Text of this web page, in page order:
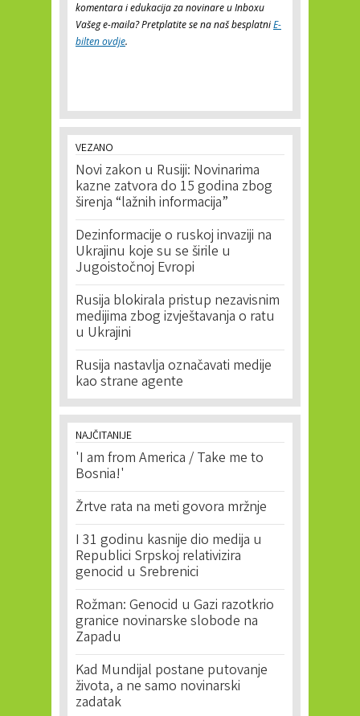
komentara i edukacija za novinare u Inboxu
Vašeg e-maila? Pretplatite se na naš besplatniE-
bilten ovdje.
VEZANO
Novi zakon u Rusiji: Novinarima
kazne zatvora do 15 godina zbog
širenja “lažnih informacija”
Dezinformacije o ruskoj invaziji na
Ukrajinu koje su se širile u
Jugoistočnoj Evropi
Rusija blokirala pristup nezavisnim
medijima zbog izvještavanja o ratu
u Ukrajini
Rusija nastavlja označavati medije
kao strane agente
NAJČITANIJE
'I am from America / Take me to
Bosnia!'
Žrtve rata na meti govora mržnje
I 31 godinu kasnije dio medija u
Republici Srpskoj relativizira
genocid u Srebrenici
Rožman: Genocid u Gazi razotkrio
granice novinarske slobode na
Zapadu
Kad Mundijal postane putovanje
života, a ne samo novinarski
zadatak